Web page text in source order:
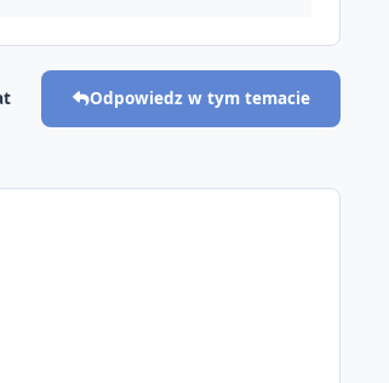
Odpowiedz w tym temacie